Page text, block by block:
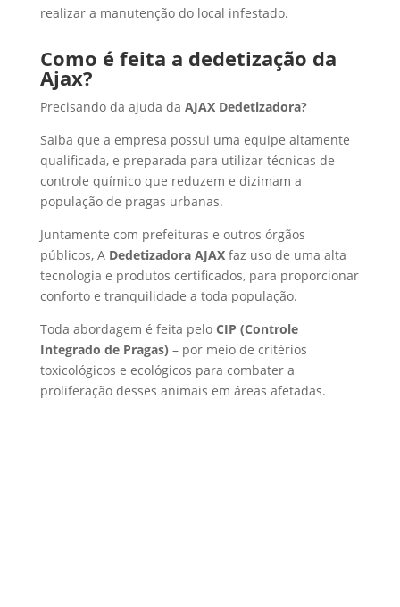
realizar a manutenção do local infestado.
Como é feita a dedetização da
Ajax?
Precisando da ajuda da AJAX Dedetizadora?
Saiba que a empresa possui uma equipe altamente
qualificada, e preparada para utilizar técnicas de
controle químico que reduzem e dizimam a
população de pragas urbanas.
Juntamente com prefeituras e outros órgãos
públicos, A Dedetizadora AJAX faz uso de uma alta
tecnologia e produtos certificados, para proporcionar
conforto e tranquilidade a toda população.
Toda abordagem é feita pelo CIP (Controle
Integrado de Pragas) – por meio de critérios
toxicológicos e ecológicos para combater a
proliferação desses animais em áreas afetadas.